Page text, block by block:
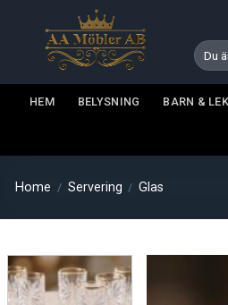
Search
for:
HEM BELYSNING BARN &
Home / Servering / Glas